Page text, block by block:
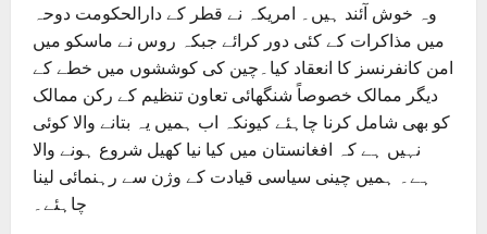
وہ خوش آئند ہیں۔ امریکہ نے قطر کے دارالحکومت دوحہ
میں مذاکرات کے کئی دور کرائے جبکہ روس نے ماسکو میں
امن کانفرنسز کا انعقاد کیا۔چین کی کوششوں میں خطے کے
دیگر ممالک خصوصاً شنگھائی تعاون تنظیم کے رکن ممالک
کو بھی شامل کرنا چاہئے کیونکہ اب ہمیں یہ بتانے والا کوئی
نہیں ہے کہ افغانستان میں کیا نیا کھیل شروع ہونے والا
ہے۔ ہمیں چینی سیاسی قیادت کے وژن سے رہنمائی لینا
چاہئے۔